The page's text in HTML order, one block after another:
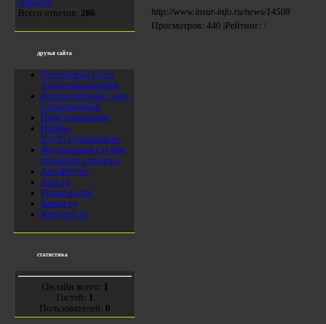
опросов
Всего ответов: 286
друзья сайта
Российский Союз
Автостраховщиков
Всероссийский Союз
Страховщиков
ПроСтрахование
Прайм-
ТАСС.Страхование
Федеральная служба
страхового надзора
АвтоРесурс
Auto.ru
Financeportal
Банки.ру
Кредиты.ru
статистика
Онлайн всего: 1
Гостей: 1
Пользователей: 0
http://www.insur-info.ru/news/14508
Просмотров: 440 |Рейтинг: /